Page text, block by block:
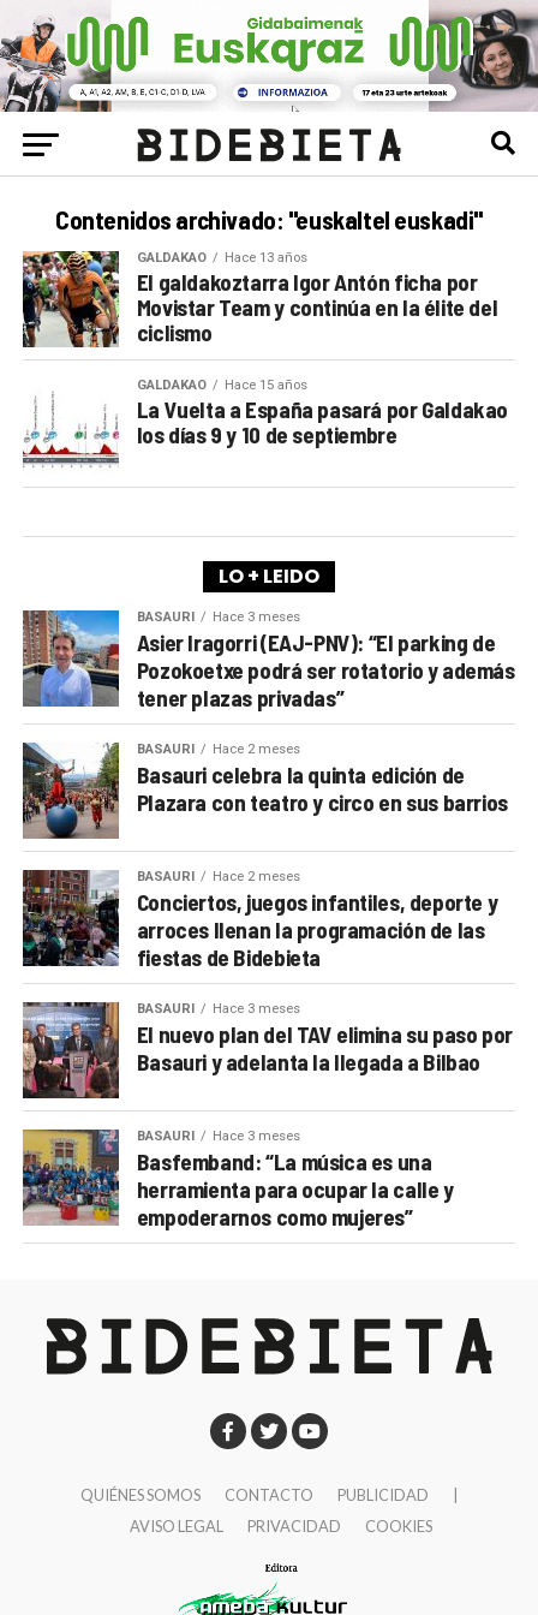
Contenidos archivado: "euskaltel euskadi"
GALDAKAO Hace 13 años
El galdakoztarra Igor Antón ficha por
Movistar Team y continúa en la élite del
ciclismo
GALDAKAO Hace 15 años
La Vuelta a España pasará por Galdakao
los días 9 y 10 de septiembre
LO + LEIDO
BASAURI Hace 3 meses
Asier Iragorri (EAJ-PNV): “El parking de
Pozokoetxe podrá ser rotatorio y además
tener plazas privadas”
BASAURI Hace 2 meses
Basauri celebra la quinta edición de
Plazara con teatro y circo en sus barrios
BASAURI Hace 2 meses
Conciertos, juegos infantiles, deporte y
arroces llenan la programación de las
fiestas de Bidebieta
BASAURI Hace 3 meses
El nuevo plan del TAV elimina su paso por
Basauri y adelanta la llegada a Bilbao
BASAURI Hace 3 meses
Basfemband: “La música es una
herramienta para ocupar la calle y
empoderarnos como mujeres”
QUIÉNES SOMOS CONTACTO PUBLICIDAD
AVISO LEGAL
PRIVACIDAD COOKIES